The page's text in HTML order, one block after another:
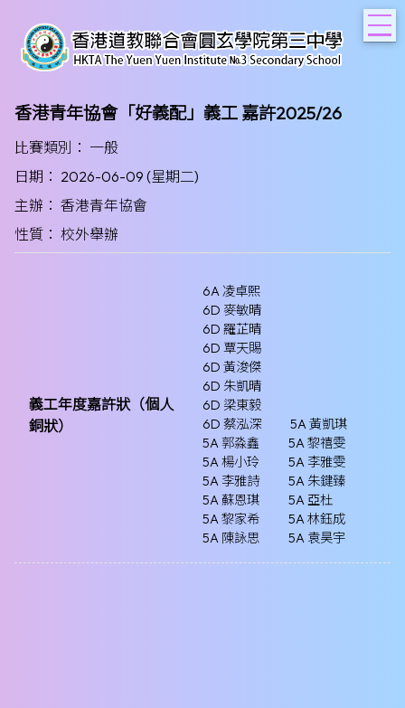
香港青年協會「好義配」義工 嘉許2025/26
比賽類別： 一般
日期： 2026-06-09 (星期二)
主辦： 香港青年協會
性質： 校外舉辦
義工年度嘉許狀（個人
銅狀）
6A 凌卓熙
6D 麥敏晴
6D 羅芷晴
6D 覃天賜
6D 黃浚傑
6D 朱凱晴
6D 梁東毅
6D 蔡泓深
5A 黃凱琪
5A 郭淼鑫
5A 黎禧雯
5A 楊小玲
5A 李雅雯
5A 李雅詩
5A 朱鍵臻
5A 蘇恩琪
5A 亞杜
5A 黎家希
5A 林鈺成
5A 陳詠思
5A 袁昊宇